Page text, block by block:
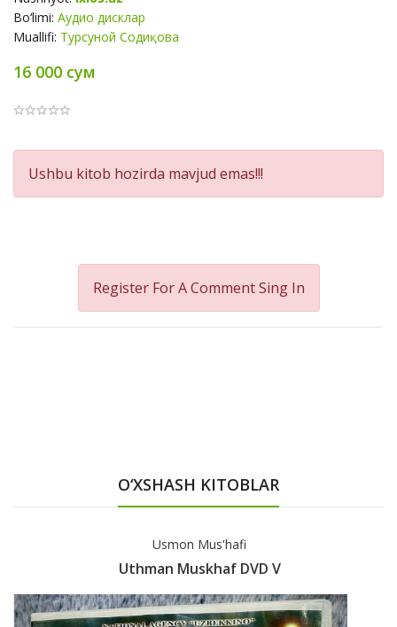
Bo‘limi: Аудио дисклар
Muallifi: Турсуной Содиқова
16 000 сум
Product
Summery
Ushbu kitob hozirda mavjud emas!!!
Register For A CommentSing In
O‘XSHASH KITOBLAR
Шайх Муҳаммад Содиқ
Бахтиёр Оила